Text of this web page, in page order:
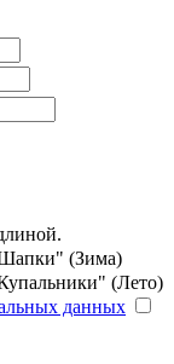
(Зима)
(Лето)
данных